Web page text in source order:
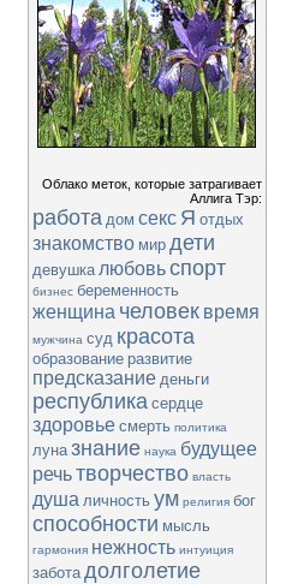
Облако меток, которые затрагивает
Аллига Тэр:
работа дом секс Я отдых
знакомство мир дети
девушка любовь спорт
бизнес беременность
женщина человек время
мужчина суд красота
образование развитие
предсказание деньги
республика сердце
здоровье смерть политика
луна знание наука будущее
речь творчество власть
душа личность ум религия бог
способности мысль
гармония нежность интуиция
забота долголетие